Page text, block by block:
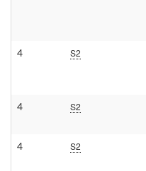
4 S2
4 S2
4 S2